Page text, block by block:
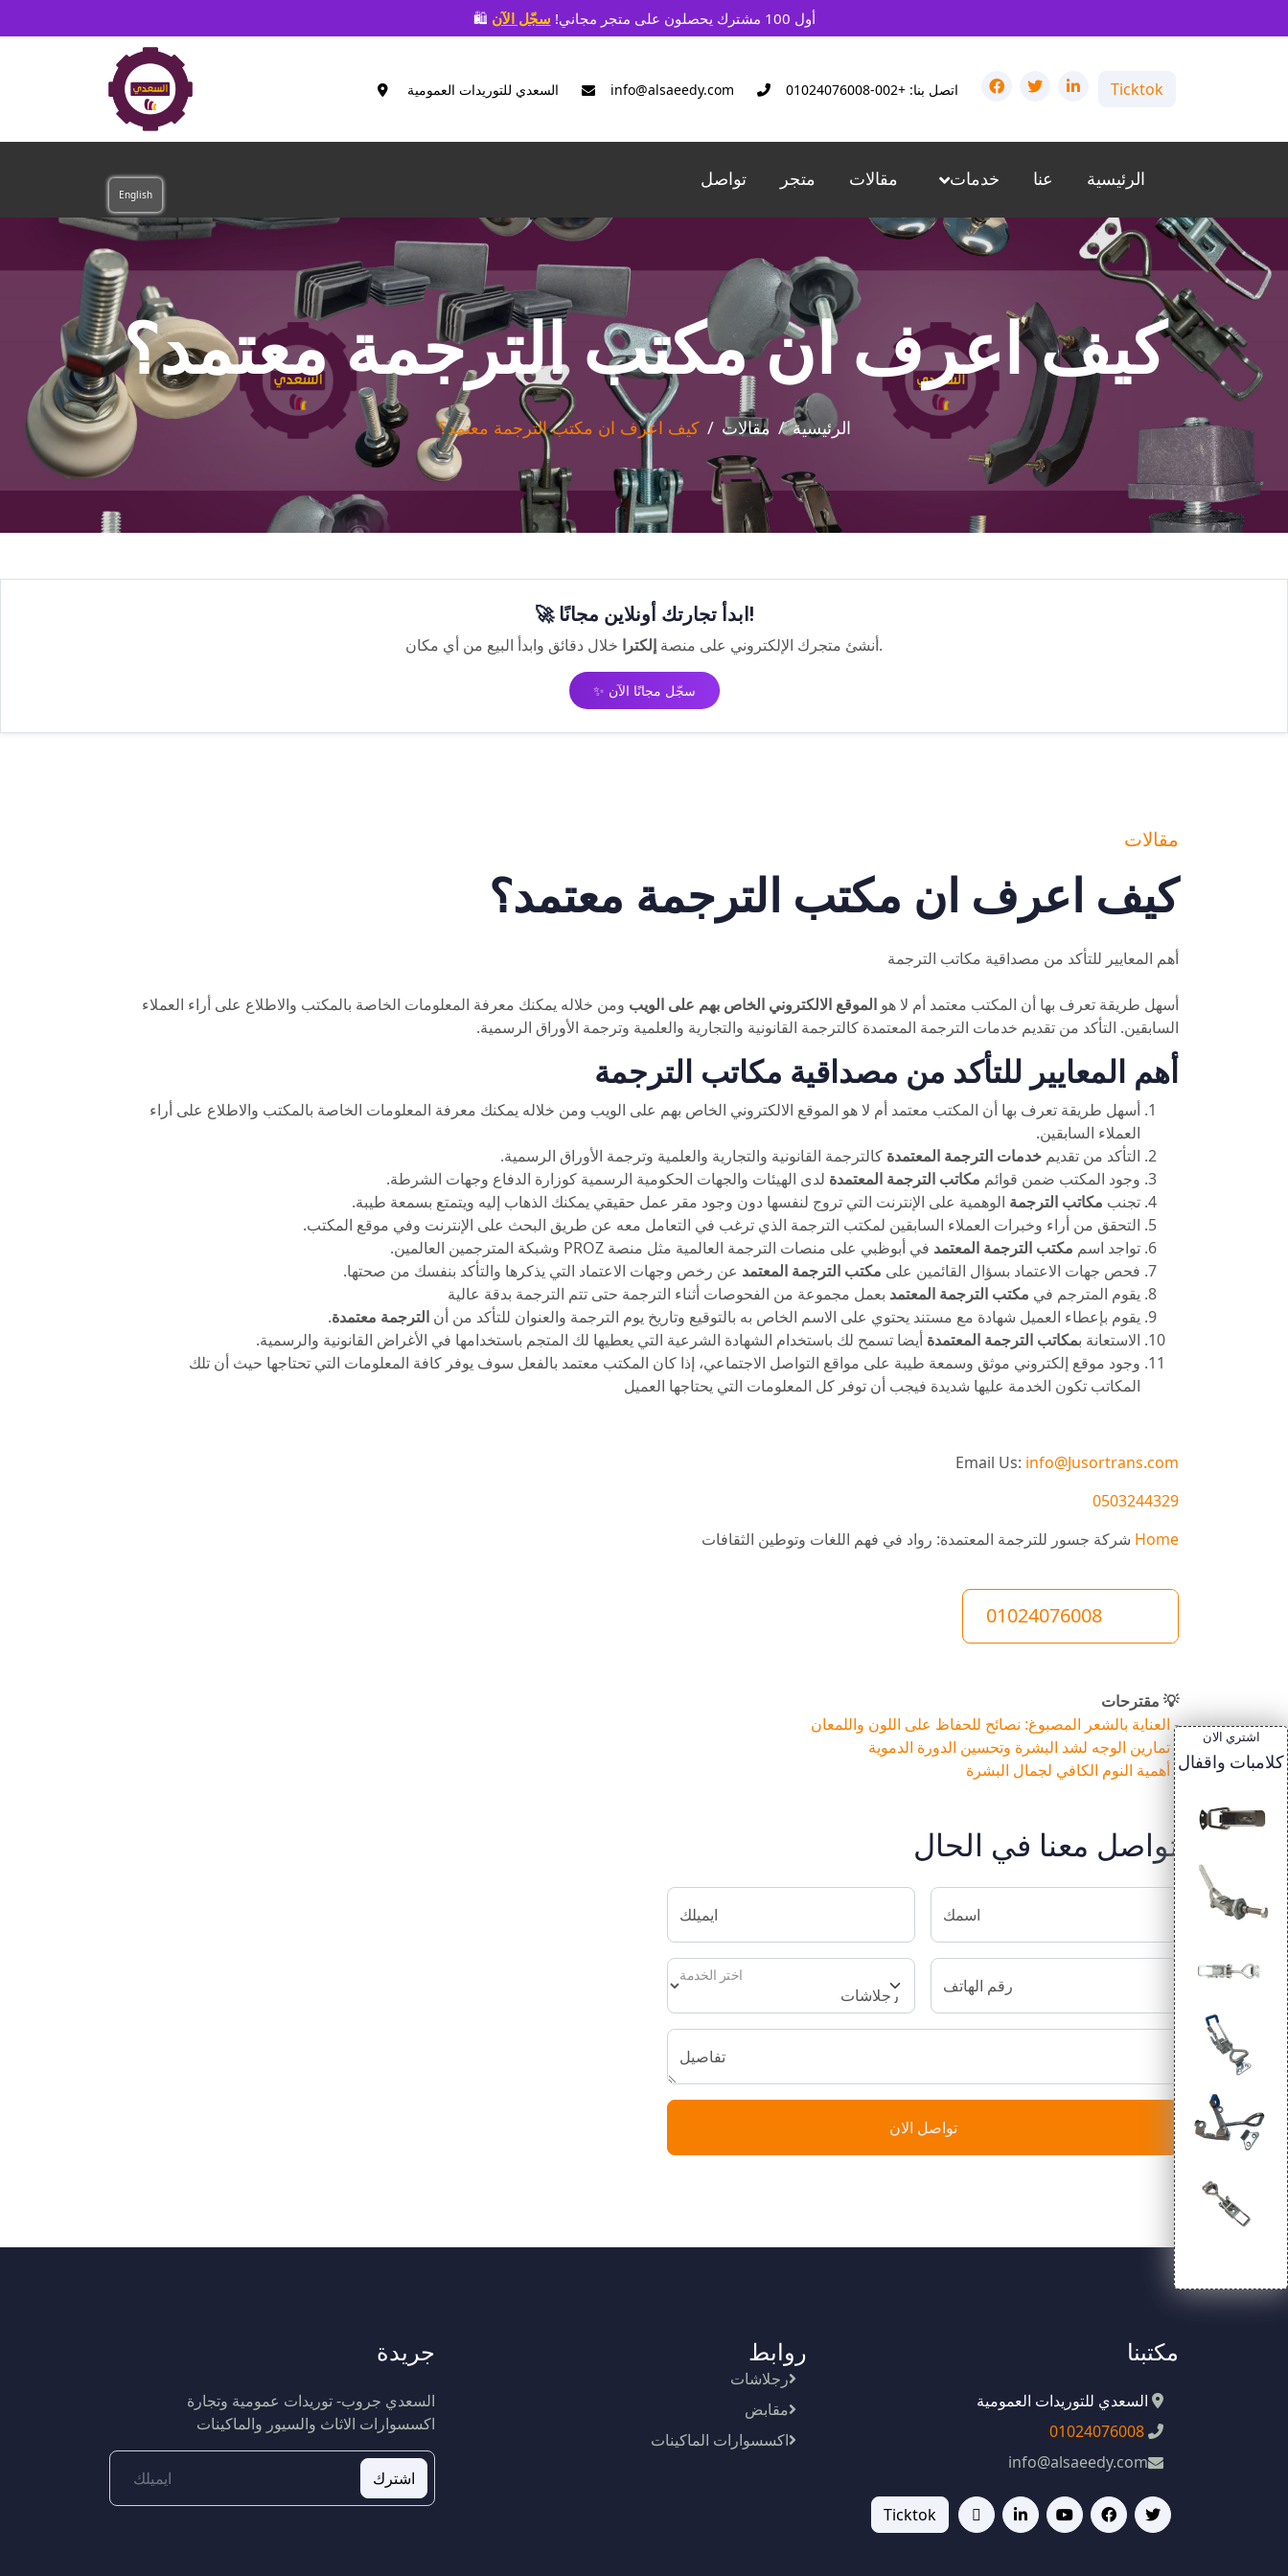
🛍️ أول 100 مشترك يحصلون على متجر مجاني! سجّل الآن
اشتري الان
كلامبات واقفال
السعدي للتوريدات العمومية info@alsaeedy.com اتصل بنا: +002-01024076008 Ticktok
الرئيسية عنا خدمات مقالات متجر تواصل
English
كيف اعرف ان مكتب الترجمة معتمد؟
كيف اعرف ان مكتب الترجمة معتمد؟ مقالات الرئيسية
🚀 ابدأ تجارتك أونلاين مجانًا!
أنشئ متجرك الإلكتروني على منصة إلكترا خلال دقائق وابدأ البيع من أي مكان.
✨ سجّل مجانًا الآن
مقالات
كيف اعرف ان مكتب الترجمة معتمد؟
أهم المعايير للتأكد من مصداقية مكاتب الترجمة
أسهل طريقة تعرف بها أن المكتب معتمد أم لا هو الموقع الالكتروني الخاص بهم على الويب ومن خلاله يمكنك معرفة المعلومات الخاصة بالمكتب والاطلاع على أراء العملاء
السابقين. التأكد من تقديم خدمات الترجمة المعتمدة كالترجمة القانونية والتجارية والعلمية وترجمة الأوراق الرسمية.
أهم المعايير للتأكد من مصداقية مكاتب الترجمة
أسهل طريقة تعرف بها أن المكتب معتمد أم لا هو الموقع الالكتروني الخاص بهم على الويب ومن خلاله يمكنك معرفة المعلومات الخاصة بالمكتب والاطلاع على أراء
العملاء السابقين.
التأكد من تقديم خدمات الترجمة المعتمدة كالترجمة القانونية والتجارية والعلمية وترجمة الأوراق الرسمية.
وجود المكتب ضمن قوائم مكاتب الترجمة المعتمدة لدى الهيئات والجهات الحكومية الرسمية كوزارة الدفاع وجهات الشرطة.
تجنب مكاتب الترجمة الوهمية على الإنترنت التي تروج لنفسها دون وجود مقر عمل حقيقي يمكنك الذهاب إليه ويتمتع بسمعة طيبة.
التحقق من أراء وخبرات العملاء السابقين لمكتب الترجمة الذي ترغب في التعامل معه عن طريق البحث على الإنترنت وفي موقع المكتب.
تواجد اسم مكتب الترجمة المعتمد في أبوظبي على منصات الترجمة العالمية مثل منصة PROZ وشبكة المترجمين العالمين.
فحص جهات الاعتماد بسؤال القائمين على مكتب الترجمة المعتمد عن رخص وجهات الاعتماد التي يذكرها والتأكد بنفسك من صحتها.
يقوم المترجم في مكتب الترجمة المعتمد بعمل مجموعة من الفحوصات أثناء الترجمة حتى تتم الترجمة بدقة عالية
يقوم بإعطاء العميل شهادة مع مستند يحتوي على الاسم الخاص به بالتوقيع وتاريخ يوم الترجمة والعنوان للتأكد من أن الترجمة معتمدة.
الاستعانة بمكاتب الترجمة المعتمدة أيضا تسمح لك باستخدام الشهادة الشرعية التي يعطيها لك المتجم باستخدامها في الأغراض القانونية والرسمية.
وجود موقع إلكتروني موثق وسمعة طيبة على مواقع التواصل الاجتماعي، إذا كان المكتب معتمد بالفعل سوف يوفر كافة المعلومات التي تحتاجها حيث أن تلك
المكاتب تكون الخدمة عليها شديدة فيجب أن توفر كل المعلومات التي يحتاجها العميل
Email Us: info@Jusortrans.com
0503244329
Home شركة جسور للترجمة المعتمدة: رواد في فهم اللغات وتوطين الثقافات
01024076008
💡 مقترحات
- العناية بالشعر المصبوغ: نصائح للحفاظ على اللون واللمعان
- تمارين الوجه لشد البشرة وتحسين الدورة الدموية
- أهمية النوم الكافي لجمال البشرة
تواصل معنا في الحال
اسمك ايميلك
رقم الهاتف
اختر الخدمة
تفاصيل
تواصل الان
مكتبنا
السعدي للتوريدات العمومية
info@alsaeedy.com
Ticktok
روابط
رجلاشات
مقابض
اكسسوارات الماكينات
جريدة
السعدي جروب- توريدات عمومية وتجارة
اكسسوارات الاثاث والسيور والماكينات
اشترك